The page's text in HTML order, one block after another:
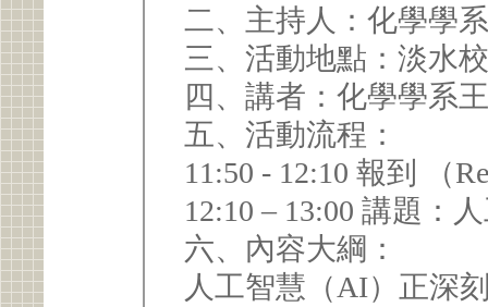
二、主持人：化學學
三、活動地點：淡水
四、講者：化學學系
五、活動流程：
11:50 - 12:10
12:10 –
六、內容大綱：
人工智慧（AI）正深